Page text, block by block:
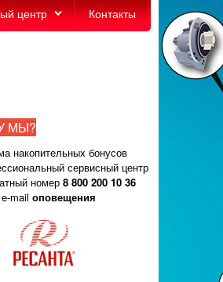
центр Контакты
МЫ?
накопительных бонусов
сервисный центр
номер 8 800 200 10 36
mail оповещения